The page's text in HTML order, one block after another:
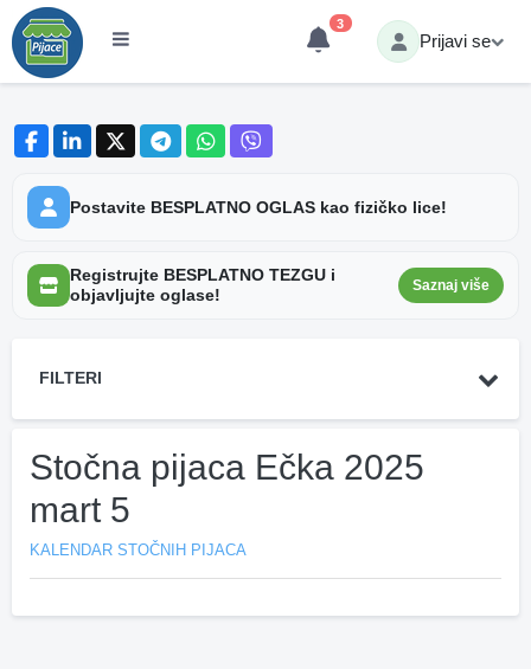
3
Prijavi se
Postavite BESPLATNO OGLAS kao fizičko lice!
Registrujte BESPLATNO TEZGU i
objavljujte oglase!
Saznaj više
FILTERI
Stočna pijaca Ečka 2025
mart 5
KALENDAR STOČNIH PIJACA